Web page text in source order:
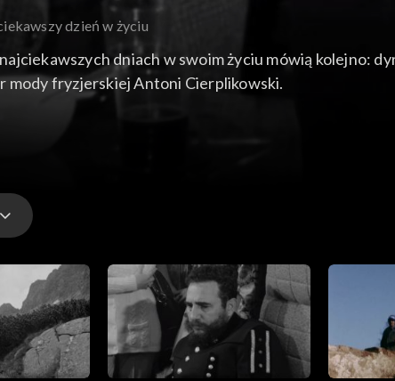
dzień w życiu
dniach w swoim życiu mówią kolejno:
mody fryzjerskiej Antoni Cierplikowski.